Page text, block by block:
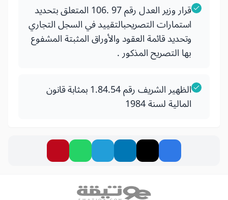
قرار وزير العدل رقم 97 .106 المتعلق بتحديد
استمارات التصريحبالتقييد في السجل التجاري
وتحديد قائمة العقود والأوراق المثبتة المشفوع
بها التصريح المذكور .
الظهير الشريف رقم 1.84.54 بمثابة قانون
المالية لسنة 1984